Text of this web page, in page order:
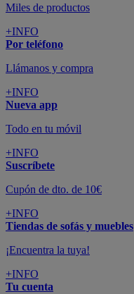
Miles de productos
+INFO
Por teléfono
Llámanos y compra
+INFO
Nueva app
Todo en tu móvil
+INFO
Suscríbete
Cupón de dto. de 10€
+INFO
Tiendas de sofás y muebles
¡Encuentra la tuya!
+INFO
Tu cuenta